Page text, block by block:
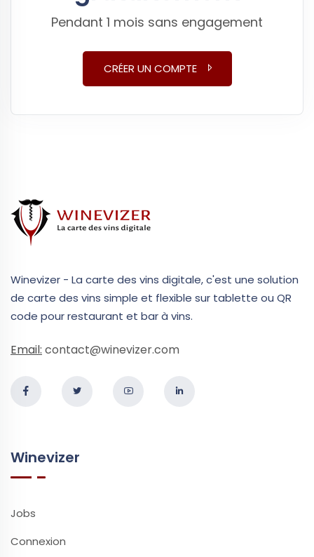
Pendant 1 mois sans engagement
CRÉER UN COMPTE
Winevizer - La carte des vins digitale, c'est une solution
de carte des vins simple et flexible sur tablette ou QR
code pour restaurant et bar à vins.
Email: contact@winevizer.com
Winevizer
Jobs
Connexion